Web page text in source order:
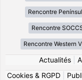
Rencontre
Rencontre
Rencontre Western
Actualités|
Cookies & RGPD